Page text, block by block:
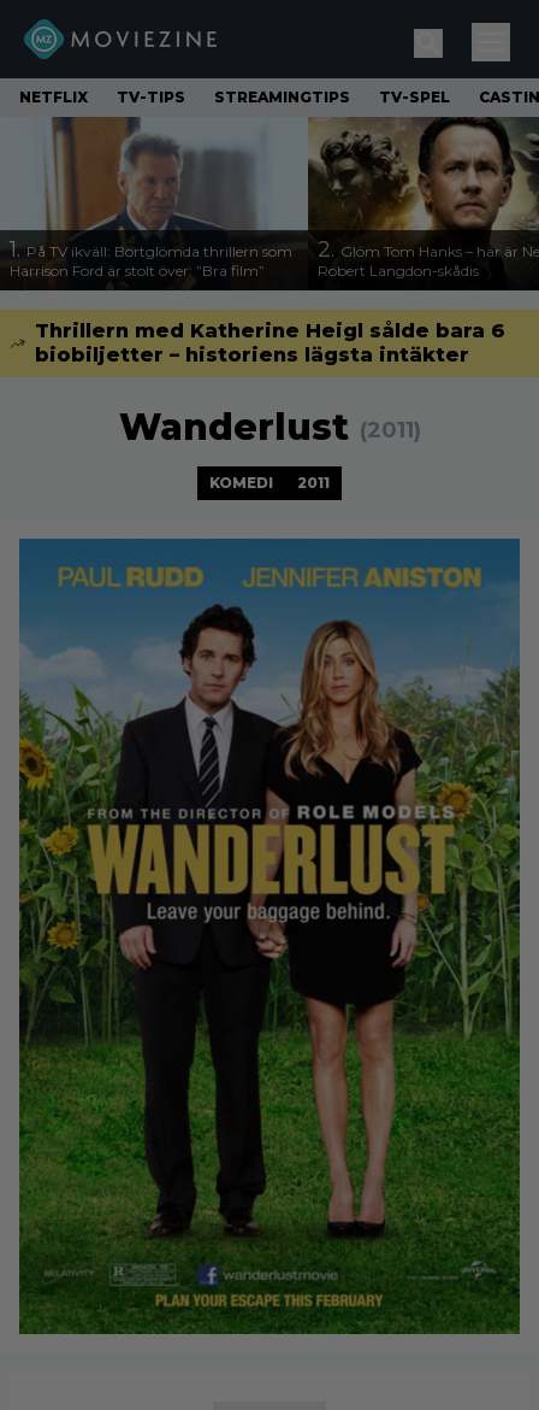
NETFLIX TV-TIPS STREAMINGTIPS TV-SPEL
1. På TV ikväll: Bortglömda thrillern som
Harrison Ford är stolt över: ”Bra film”
2. Glöm Tom Hanks – här är
Robert Langdon-skådis
Thrillern med Katherine Heigl sålde bara 6
biobiljetter – historiens lägsta intäkter
Wanderlust (2011)
KOMEDI 2011